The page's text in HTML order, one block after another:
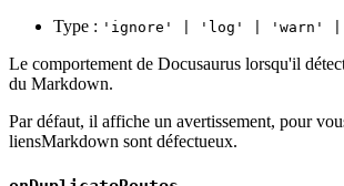
Type : 'ignore' | 'log' | 'warn' |
Le comportement de Docusaurus lorsqu'il
du Markdown.
Par défaut, il affiche un avertissement, pour
liensMarkdown sont défectueux.